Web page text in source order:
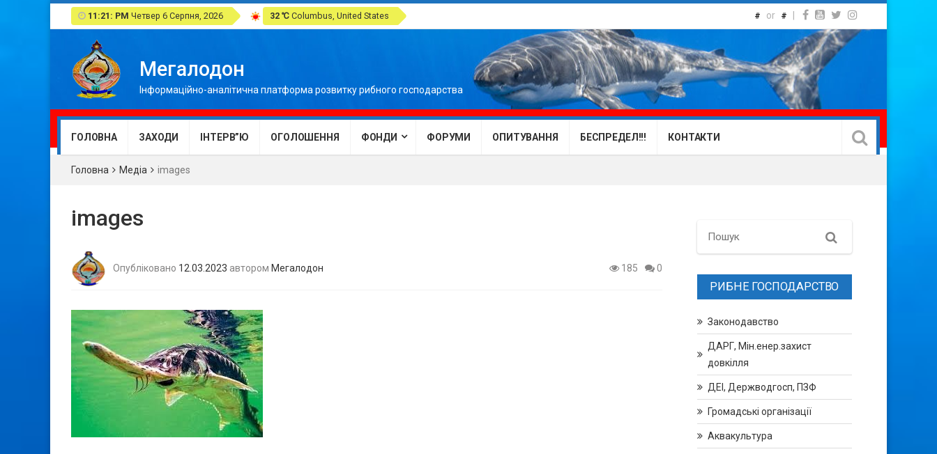
11:21: PM Четвер 6 Серпня, 2026 32 ℃ Columbus, United States # or #
Мегалодон
Інформаційно-аналітична платформа розвитку рибного господарства
ГОЛОВНА ЗАХОДИ ІНТЕРВ”Ю ОГОЛОШЕННЯ ФОНДИ ФОРУМИ ОПИТУВАННЯ БЕСПРЕДЕЛ!!! КОНТАКТИ
Головна Медіа images
images
Опубліковано 12.03.2023 автором Мегалодон 185 0
Search
РИБНЕ ГОСПОДАРСТВО
Законодавство
ДАРГ, Мін.енер.захист
довкілля
ДЕІ, Держводгосп, ПЗФ
Громадські організації
Аквакультура